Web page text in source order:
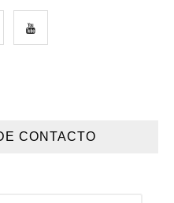
CONTACTO